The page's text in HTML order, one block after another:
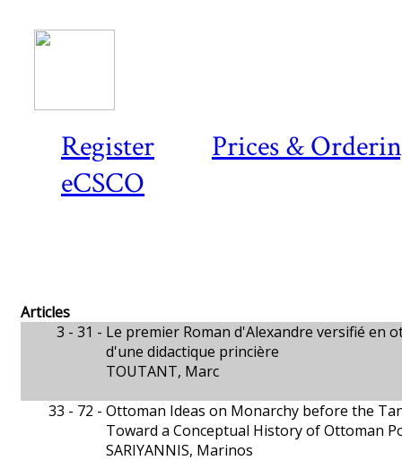
Register
Prices &
eCSCO
Articles
3 - 31 - Le premier Roman d'Alexandre versifié en
d'une didactique princière
TOUTANT, Marc
33 - 72 - Ottoman Ideas on Monarchy before the
Toward a Conceptual History of Ottoman
SARIYANNIS, Marinos